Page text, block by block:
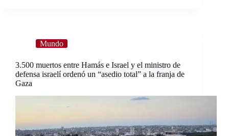
Mundo
3.500 muertos entre Hamás e Israel y el ministro de
defensa israelí ordenó un “asedio total” a la franja de
Gaza